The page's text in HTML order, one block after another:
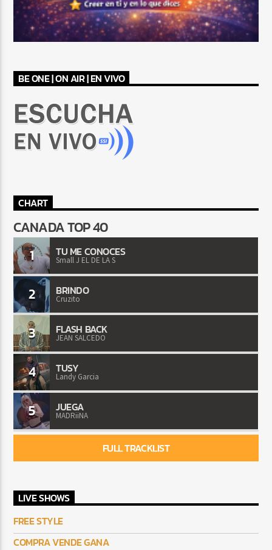
BE ONE | ON AIR | EN VIVO
CHART
CANADA TOP 40
1 TU ME CONOCES
Small J EL DE LA S
2 BRINDO
Cruzito
3 FLASH BACK
JEAN SALCEDO
4 TUSY
Landy Garcia
5 JUEGA
MADRiiNA
FULL TRACKLIST
LIVE SHOWS
FREE STYLE
COMPRA VENDE GANA